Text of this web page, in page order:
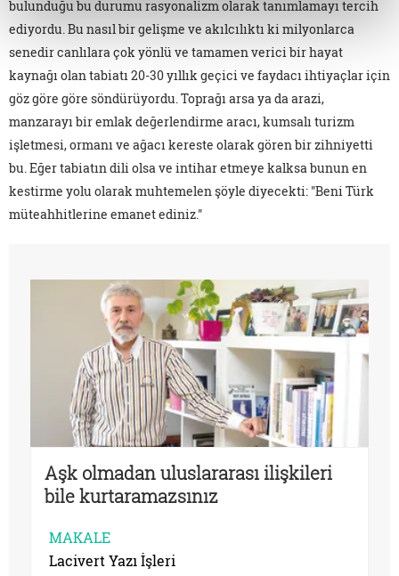
bulunduğu bu durumu rasyonalizm olarak tanımlamayı tercih
ediyordu. Bu nasıl bir gelişme ve akılcılıktı ki milyonlarca
senedir canlılara çok yönlü ve tamamen verici bir hayat
kaynağı olan tabiatı 20-30 yıllık geçici ve faydacı ihtiyaçlar için
göz göre göre söndürüyordu. Toprağı arsa ya da arazi,
manzarayı bir emlak değerlendirme aracı, kumsalı turizm
işletmesi, ormanı ve ağacı kereste olarak gören bir zihniyetti
bu. Eğer tabiatın dili olsa ve intihar etmeye kalksa bunun en
kestirme yolu olarak muhtemelen şöyle diyecekti: "Beni Türk
müteahhitlerine emanet ediniz."
Aşk olmadan uluslararası ilişkileri
bile kurtaramazsınız
MAKALE
Lacivert Yazı İşleri